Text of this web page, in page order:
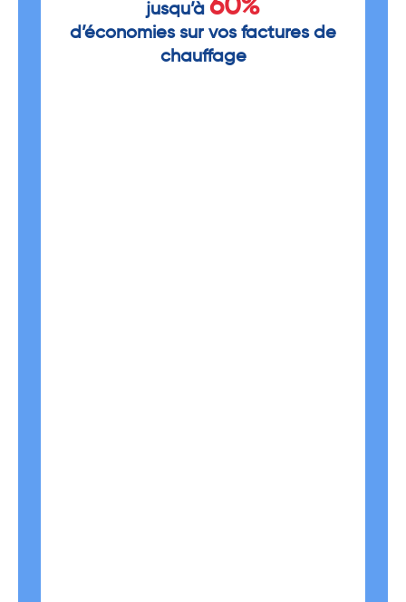
jusqu’à 60%
d’économies sur vos factures de
chauffage